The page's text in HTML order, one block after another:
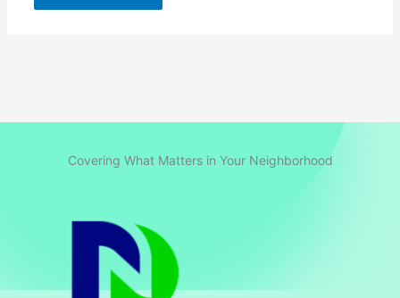
Covering What Matters in Your Neighborhood